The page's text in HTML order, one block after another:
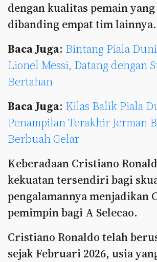
dengan kualitas pemain
dibanding empat tim lainnya.
Baca Juga: Bintang Piala
Lionel Messi, Datang dengan
Bertahan
Baca Juga: Kilas Balik Piala
Penampilan Terakhir Jerman
Berbuah Gelar
Keberadaan Cristiano
kekuatan tersendiri bagi
pengalamannya menjadikan
pemimpin bagi A Selecao.
Cristiano Ronaldo telah
sejak Februari 2026, usia